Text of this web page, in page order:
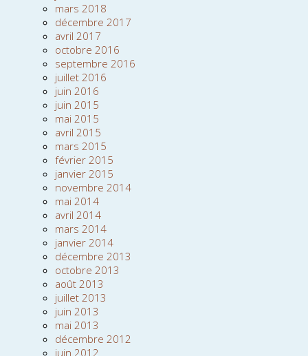
mars 2018
décembre 2017
avril 2017
octobre 2016
septembre 2016
juillet 2016
juin 2016
juin 2015
mai 2015
avril 2015
mars 2015
février 2015
janvier 2015
novembre 2014
mai 2014
avril 2014
mars 2014
janvier 2014
décembre 2013
octobre 2013
août 2013
juillet 2013
juin 2013
mai 2013
décembre 2012
juin 2012